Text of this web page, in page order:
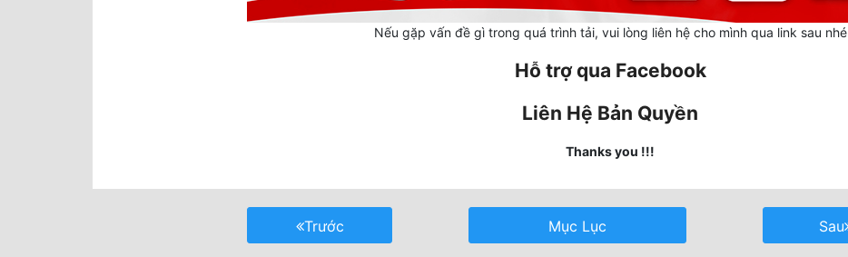
Nếu gặp vấn đề gì trong quá trình tải, vui lòng liên hệ cho mình qua link sau nhé
Hỗ trợ qua Facebook
Liên Hệ Bản Quyền
Thanks you !!!
Trước Mục Lục Sau